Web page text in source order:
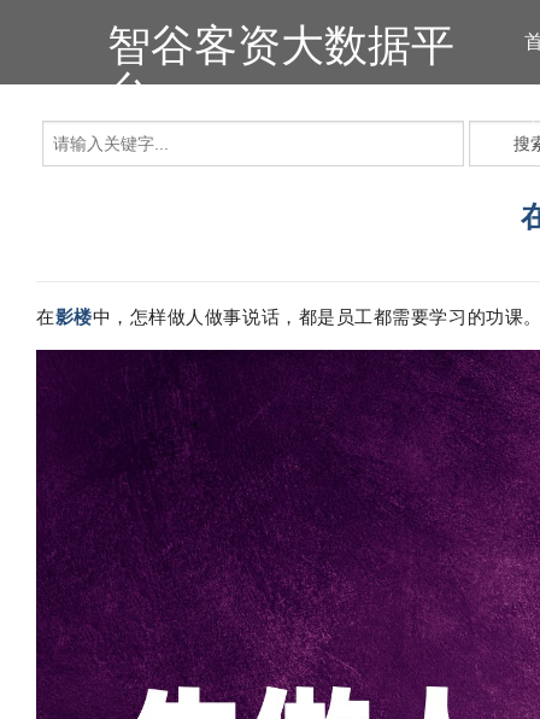
智谷客资大数据平
台
搜
在影楼中，怎样做人做事说话，都是员工都需要学习的功课